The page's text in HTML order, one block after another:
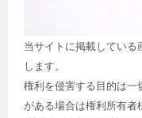
当サイトに掲載してい
します。
権利を侵害する目的は一
がある場合は権利所有者